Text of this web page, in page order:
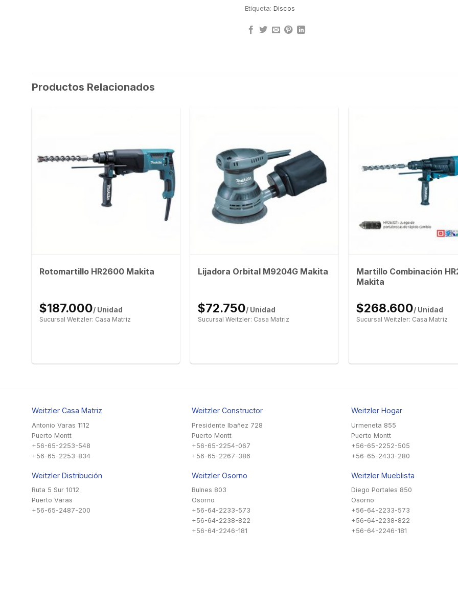
Etiqueta: Discos
Productos Relacionados
Rotomartillo HR2600 Makita
$187.000/ Unidad
Sucursal Weitzler: Casa Matriz
Lijadora Orbital M9204G Makita
$72.750/ Unidad
Sucursal Weitzler: Casa Matriz
Martillo Combinación
Makita
$268.600/ Unidad
Sucursal Weitzler: Casa Matriz
Weitzler Casa Matriz
Antonio Varas 1112
Puerto Montt
+56-65-2253-548
+56-65-2253-834
Weitzler Distribución
Ruta 5 Sur 1012
Puerto Varas
+56-65-2487-200
Weitzler Constructor
Presidente Ibañez 728
Puerto Montt
+56-65-2254-067
+56-65-2267-386
Weitzler Osorno
Bulnes 803
Osorno
+56-64-2233-573
+56-64-2238-822
+56-64-2246-181
Weitzler Hogar
Urmeneta 855
Puerto Montt
+56-65-2252-505
+56-65-2433-280
Weitzler Mueblista
Diego Portales 850
Osorno
+56-64-2233-573
+56-64-2238-822
+56-64-2246-181